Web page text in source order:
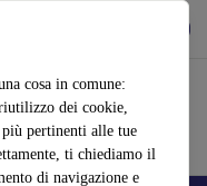
cosa in comune:
dei cookie,
pertinenti alle tue
ti chiediamo il
di navigazione e